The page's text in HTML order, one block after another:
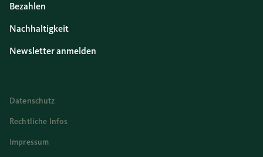
Bezahlen
Nachhaltigkeit
Newsletter anmelden
Datenschutz
Rechtliche Infos
Impressum